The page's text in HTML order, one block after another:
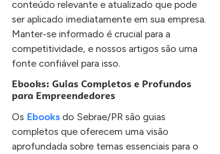
conteúdo relevante e atualizado que pode
ser aplicado imediatamente em sua empresa.
Manter-se informado é crucial para a
competitividade, e nossos artigos são uma
fonte confiável para isso.
Ebooks: Guias Completos e Profundos
para Empreendedores
Os Ebooks do Sebrae/PR são guias
completos que oferecem uma visão
aprofundada sobre temas essenciais para o